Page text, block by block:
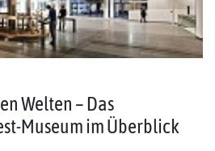
Welten – Das
Museum im Überblick